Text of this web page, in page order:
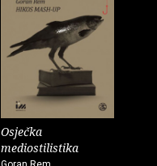
Osječka
mediostilistika